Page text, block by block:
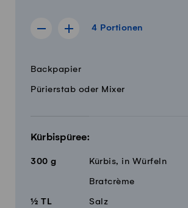
4 Portionen
Rezept für 3 Portionen anzeigen
Rezept für 5 Portionen
4 Portionen
MengeZutaten
Backpapier
Pürierstab oder Mixer
Kürbispüree:
300 g Kürbis, in Würfeln
Bratcrème
½ TL Salz